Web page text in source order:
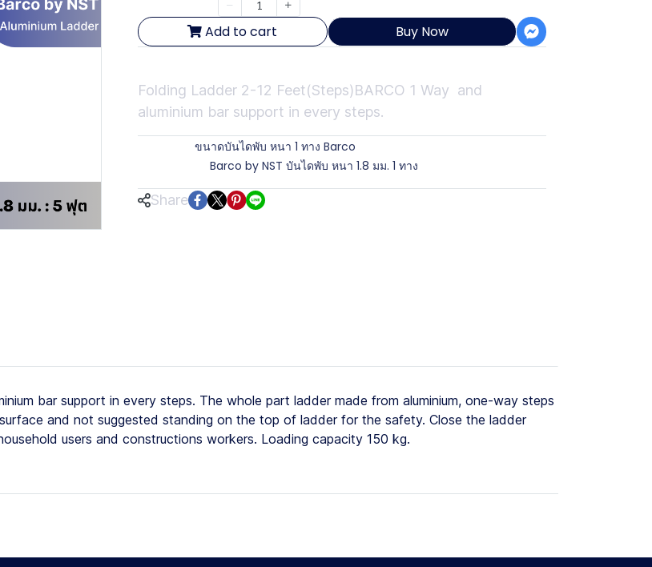
Add to cart
Buy Now
Folding Ladder 2-12 Feet(Steps)BARCO 1 Way and
aluminium bar support in every steps.
ขนาดบันไดพับ หนา 1 ทาง Barco
Barco by NST บันไดพับ หนา 1.8 มม. 1 ทาง
Share
bar support in every steps. The whole part ladder made from aluminium, one-way steps
and not suggested standing on the top of ladder for the safety. Close the ladder
users and constructions workers. Loading capacity 150 kg.